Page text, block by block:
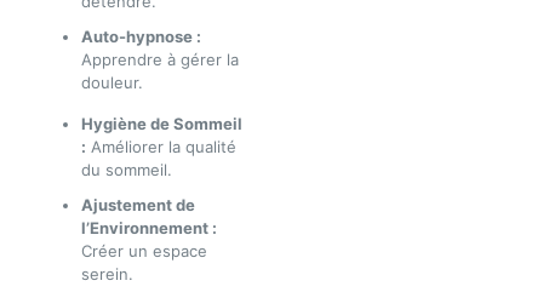
Auto-hypnose :
Apprendre à gérer la
douleur.
Hygiène de Sommeil
: Améliorer la qualité
du sommeil.
Ajustement de
l’Environnement :
Créer un espace
serein.